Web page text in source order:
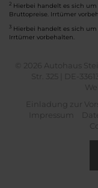
2 Hierbei handelt es sich
Bruttopreise. Irrtümer
3 Hierbei handelt es sich
Irrtümer vorbehalten.
© 2026 Autohaus
Str. 325 | DE-
Einladung zur
Impressum